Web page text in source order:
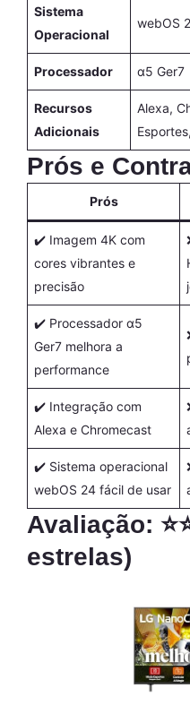
Sistema
Operacional
webOS
Processador α5 Ger7
Recursos
Adicionais
Alexa,
Prós e
Prós
✔️ Imagem 4K com
cores vibrantes e
precisão
✔️ Processador α5
Ger7 melhora a
performance
✔️ Integração com
Alexa e Chromecast
✔️ Sistema operacional
webOS 24 fácil de usar
Avaliação:
estrelas)